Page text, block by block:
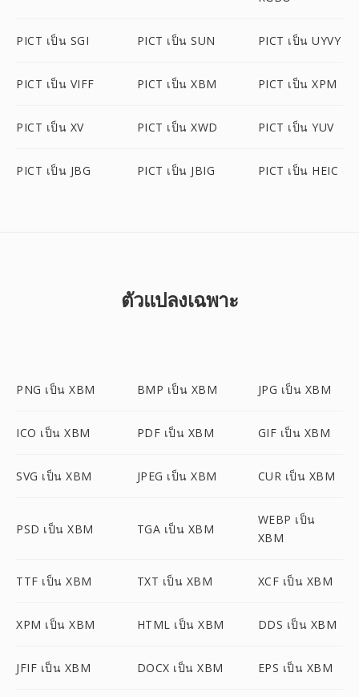
PICT เป็น SGI PICT เป็น SUN PICT เป็น UYVY
PICT เป็น VIFF PICT เป็น XBM PICT เป็น XPM
PICT เป็น XV PICT เป็น XWD PICT เป็น YUV
PICT เป็น JBG PICT เป็น JBIG PICT เป็น HEIC
ตัวแปลงเฉพาะ
PNG เป็น XBM BMP เป็น XBM JPG เป็น XBM
ICO เป็น XBM PDF เป็น XBM GIF เป็น XBM
SVG เป็น XBM JPEG เป็น XBM CUR เป็น XBM
PSD เป็น XBM TGA เป็น XBM
WEBP เป็น
XBM
TTF เป็น XBM TXT เป็น XBM XCF เป็น XBM
XPM เป็น XBM HTML เป็น XBM DDS เป็น XBM
JFIF เป็น XBM DOCX เป็น XBM EPS เป็น XBM